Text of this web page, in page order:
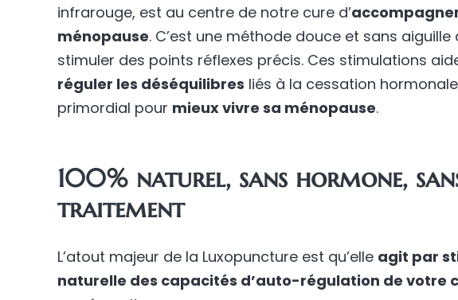
infrarouge, est au centre de notre cure d’
ménopause. C’est une méthode douce et sans aiguille
stimuler des points réflexes précis. Ces stimulations
réguler les déséquilibres liés à la cessation
primordial pour mieux vivre sa ménopause.
100% naturel, sans hormone,
traitement
L’atout majeur de la Luxopuncture est qu’elle agit par
naturelle des capacités d’auto-régulation de votre